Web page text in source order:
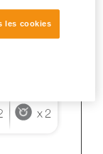
les cookies